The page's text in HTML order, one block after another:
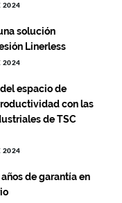
2024
solución
Linerless
2024
espacio de
con las
de TSC
2024
de garantía en